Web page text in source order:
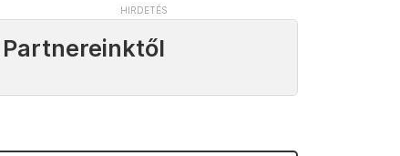
Partnereinktől